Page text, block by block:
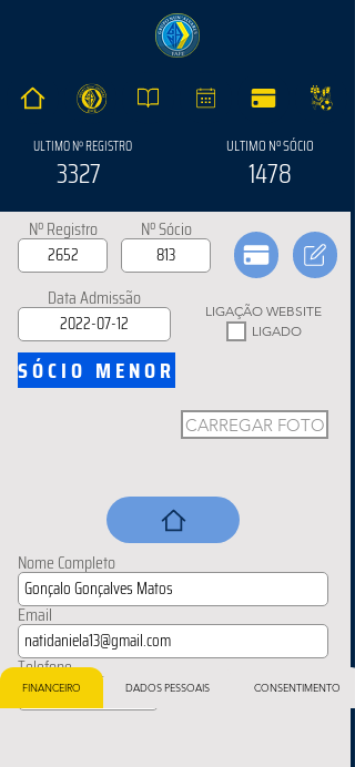
ULTIMO Nº REGISTRO
3327
ULTIMO Nº SÓCIO
1478
Nº Registro Nº Sócio
Data Admissão
LIGAÇÃO WEBSITE
LIGADO
SÓCIO MENOR
CARREGAR FOTO
Nome Completo
Email
Telefone
FINANCEIRO DADOS PESSOAIS CONSENTIMENTO